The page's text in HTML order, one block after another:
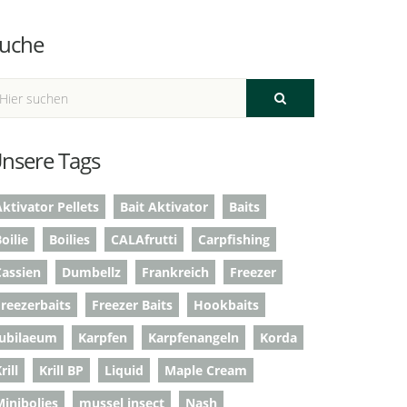
Tags
Pellets Bait Aktivator
Baits
Boilies CALAfrutti
Carpfishing
Dumbellz Frankreich
Freezer
Freezer Baits
Hookbaits
Karpfen Karpfenangeln
Korda
Krill BP Liquid
Maple Cream
mussel insect
Nash